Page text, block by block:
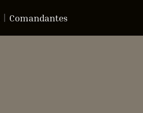
Comandantes